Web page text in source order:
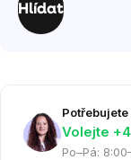
Hlídat
Volejte
Po–Pá: